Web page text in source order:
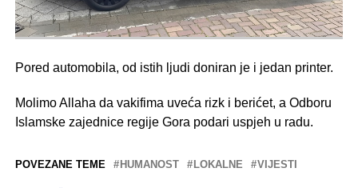
Pored automobila, od istih ljudi doniran je i jedan printer.
Molimo Allaha da vakifima uveća rizk i berićet, a Odboru
Islamske zajednice regije Gora podari uspjeh u radu.
POVEZANE TEME HUMANOST LOKALNE VIJESTI